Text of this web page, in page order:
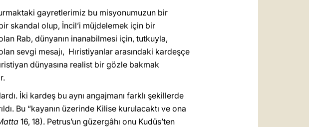
gayretlerimiz bu misyonumuzun bir
skandal olup, İncil’i müjdelemek için bir
Rab, dünyanın inanabilmesi için, tutkuyla,
sevgi mesajı, Hıristiyanlar arasındaki kardeşçe
dünyasına realist bir gözle bakmak
İki kardeş bu aynı angajmanı farklı şekillerde
Bu “kayanın üzerinde Kilise kurulacaktı ve ona
16, 18). Petrus’un güzergâhı onu Kudüs’ten